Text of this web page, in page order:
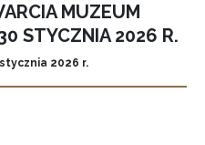
MUZEUM
STYCZNIA 2026 R.
2026 r.